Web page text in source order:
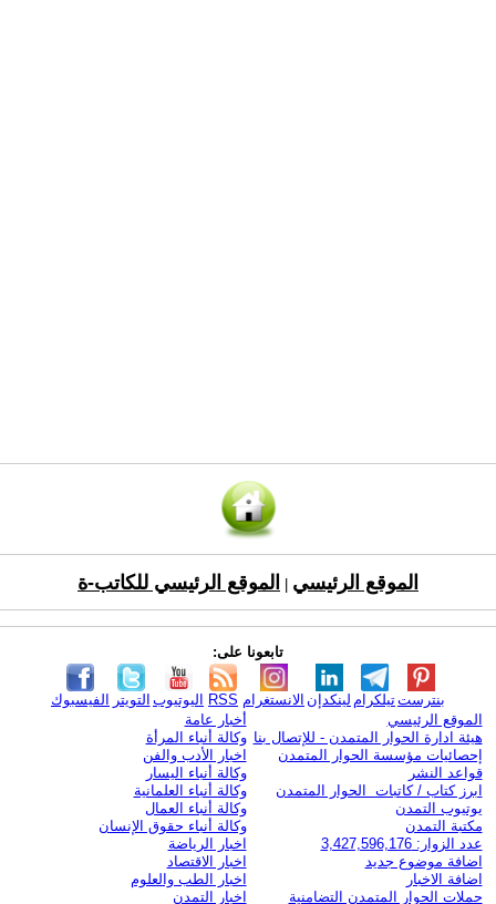
الموقع الرئيسي الموقع الرئيسي للكاتب-ة
تابعونا على:
الفيسبوك التويتر اليوتيوب RSS الانستغرام لينكدإن تيلكرامبنترست
الموقع الرئيسي
هيئة ادارة الحوار المتمدن - للإتصال بنا
إحصائيات مؤسسة الحوار المتمدن
قواعد النشر
ابرز كتاب / كاتبات الحوار المتمدن
يوتيوب التمدن
مكتبة التمدن
عدد الزوار: 3,427,596,176
اضافة موضوع جديد
اضافة الاخبار
حملات الحوار المتمدن التضامنية
أخبار عامة
وكالة أنباء المرأة
اخبار الأدب والفن
وكالة أنباء اليسار
وكالة أنباء العلمانية
وكالة أنباء العمال
وكالة أنباء حقوق الإنسان
اخبار الرياضة
اخبار الاقتصاد
اخبار الطب والعلوم
اخبار التمدن